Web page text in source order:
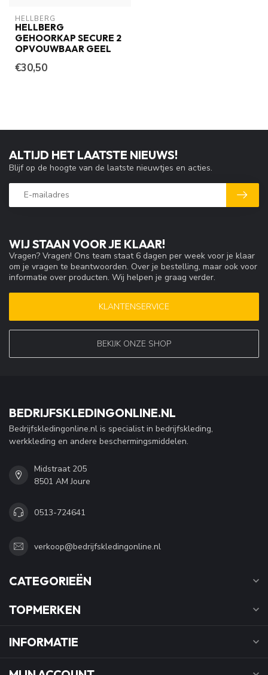
HELLBERG
HELLBERG
GEHOORKAP SECURE 2
OPVOUWBAAR GEEL
€30,50
WIJ STAAN VOOR JE KLAAR!
Vragen? Vragen! Ons team staat 6 dagen per week voor je klaar
om je vragen te beantwoorden. Over je bestelling, maar ook voor
informatie over producten. Wij helpen je graag verder.
KLANTENSERVICE
BEKIJK ONZE SHOP
ALTIJD HET LAATSTE NIEUWS!
Blijf op de hoogte van de laatste nieuwtjes en acties.
BEDRIJFSKLEDINGONLINE.NL
Bedrijfskledingonline.nl is specialist in bedrijfskleding,
werkkleding en andere beschermingsmiddelen.
Midstraat 205
8501 AM Joure
0513-724641
verkoop@bedrijfskledingonline.nl
CATEGORIEËN
TOPMERKEN
INFORMATIE